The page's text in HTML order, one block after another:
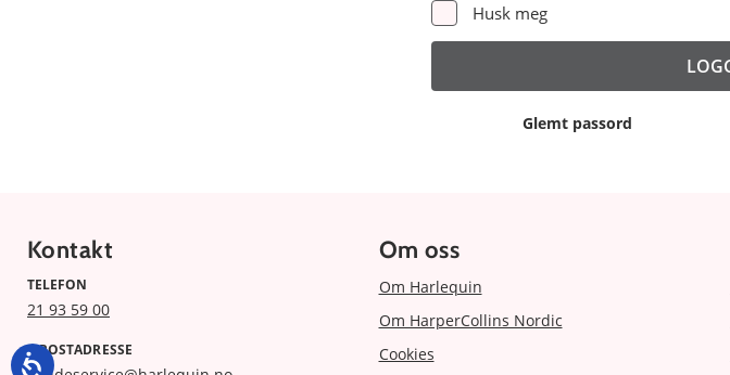
Husk meg
Glemt passord
Kontakt
TELEFON
21 93 59 00
E-POSTADRESSE
Om oss
Om Harlequin
Om HarperCollins Nordic
Cookies